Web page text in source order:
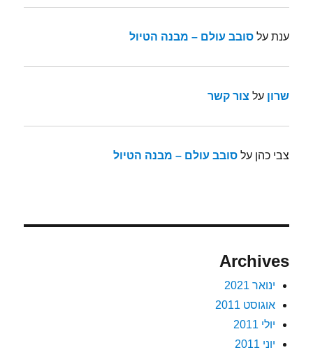
ענת עלסובב עולם – מבנה הטיול
שרון על צור קשר
צבי כהן עלסובב עולם – מבנה הטיול
Archives
ינואר 2021
אוגוסט 2011
יולי 2011
יוני 2011